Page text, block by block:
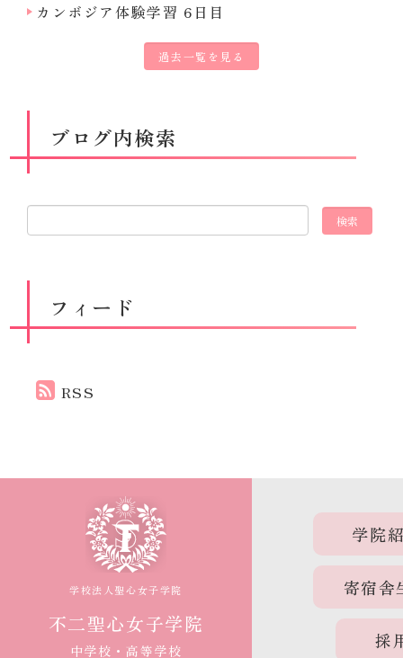
カンボジア体験学習 6日目
過去一覧を見る
ブログ内検索
フィード
RSS
学校法人聖心女子学院
不二聖心女子学院
中学校・高等学校
学院
寄宿舎
採